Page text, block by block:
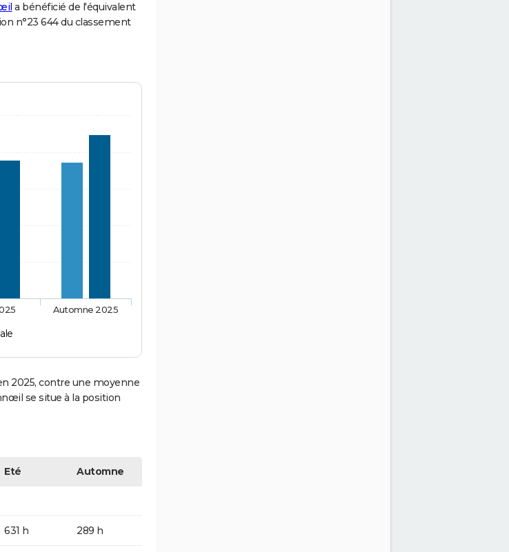
a bénéficié de l'équivalent
n°23 644 du classement
Automne 2025
2025, contre une moyenne
se situe à la position
Eté Automne
631 h 289 h